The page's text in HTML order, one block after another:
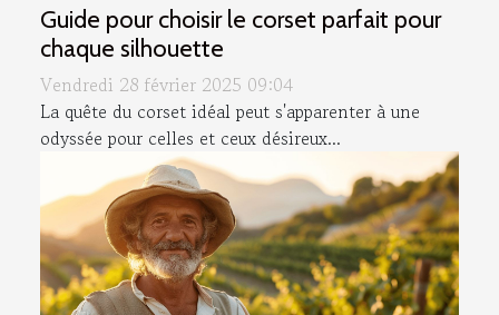
Guide pour choisir le corset parfait pour
chaque silhouette
Vendredi 28 février 2025 09:04
La quête du corset idéal peut s'apparenter à une
odyssée pour celles et ceux désireux...